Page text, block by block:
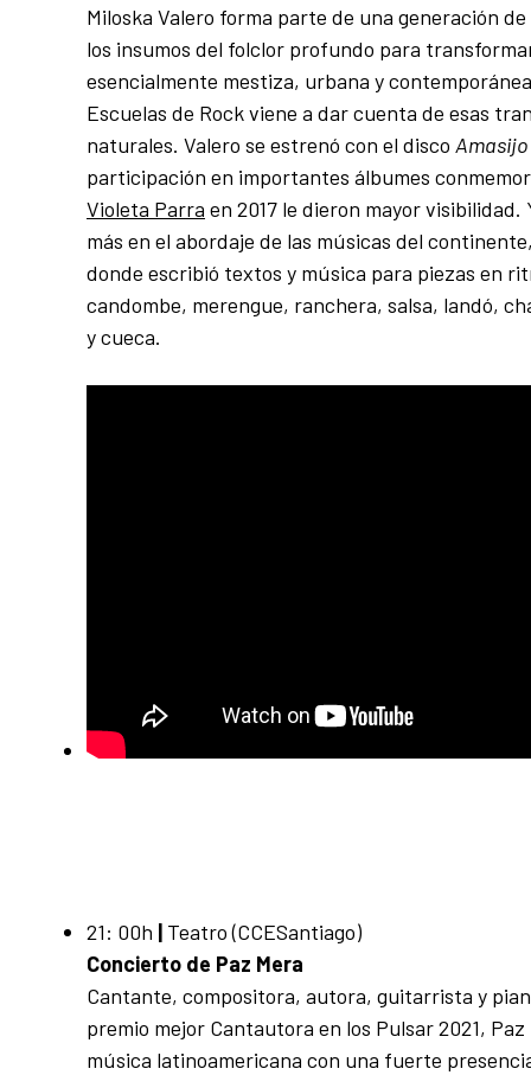
Miloska Valero forma parte de una generación
los insumos del folclor profundo para
esencialmente mestiza, urbana y
Escuelas de Rock viene a dar cuenta de esas
naturales. Valero se estrenó con el disco Amasijo
participación en importantes álbumes
Violeta Parra en 2017 le dieron mayor visibilidad.
más en el abordaje de las músicas del
donde escribió textos y música para piezas en
candombe, merengue, ranchera, salsa, landó,
y cueca.
21: 00h | Teatro (CCESantiago)
Concierto de Paz Mera
Cantante, compositora, autora, guitarrista y
premio mejor Cantautora en los Pulsar 2021,
música latinoamericana con una fuerte